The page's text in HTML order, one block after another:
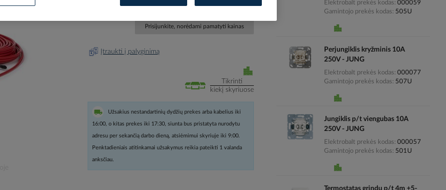
Gamintojo prekės kodas
Prisijunkite, norėdami pamatyti kainas
Įtraukti į palyginimą
Tikrinti
kiekį skyriuose
Užsakius nestandartinių dydžių prekes arba kabelius iki
16:00, o kitas prekes iki 17:30, siunta bus pristatyta nurodytu
adresu per sekančią darbo dieną, atsiėmimui skyriuje iki 9:00.
Penktadieniais atitinkamai užsakymus reikia pateikti 1 valanda
anksčiau.
Elektrobalt prekės kodas 000059
Gamintojo prekės kodas
505U
Perjungiklis kryžminis 10A
250V - JUNG
Elektrobalt prekės kodas 000077
Gamintojo prekės kodas
507U
Jungiklis p/t viengubas 10A
250V - JUNG
Elektrobalt prekės kodas 000057
Gamintojo prekės kodas
501U
Termostatas grindų p/t 4m +5-